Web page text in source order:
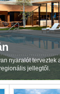
nyaralót
jellegtől.